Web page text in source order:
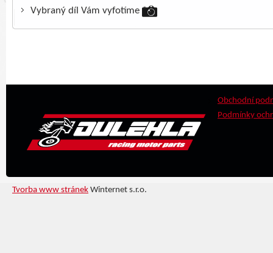
Vybraný díl Vám vyfotíme
Obchodní
Podmínky
Tvorba www stránek Winternet s.r.o.